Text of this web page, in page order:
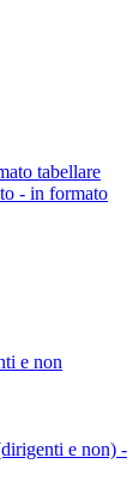
tabellare
- in formato
e non
e non) -